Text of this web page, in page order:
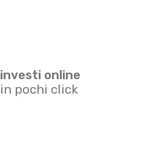
investi online
in pochi click